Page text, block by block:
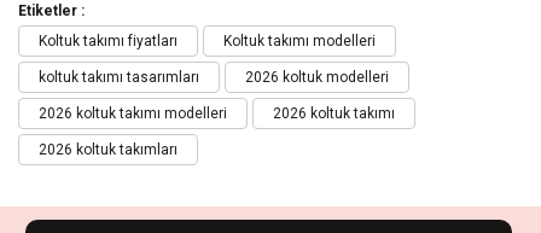
Etiketler :
Koltuk takımı fiyatları
Koltuk takımı modelleri
koltuk takımı tasarımları 2026 koltuk modelleri
2026 koltuk takımı modelleri 2026 koltuk takımı
2026 koltuk takımları